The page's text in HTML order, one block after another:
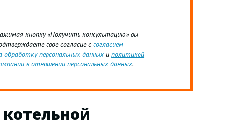
кнопку «Получить консультацию» вы
свое согласие ссогласием
обработку персональных данных иполитикой
в отношении персональных данных.